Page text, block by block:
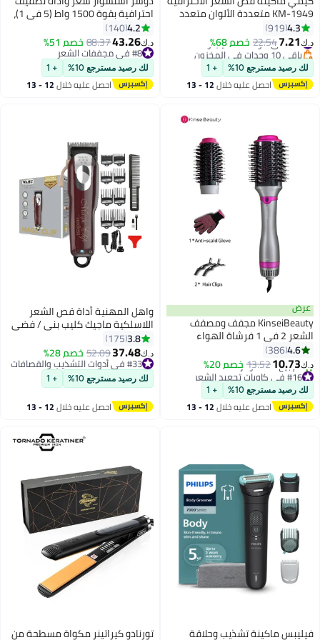
KM-1949 متعددة الألوان متعدد
الألوان
4.3
919
د.ك‏7.21
22.54خصم 68% #21 في أدوات التشذيب والقصافات
باقي 10 وحدات في المخزون
#21 في أدوات التشذيب والقصافات
لك رصيد مسترجع 10% + 1
احصل عليه خلال 12 - 13
احترافية بقوة 1500 واط (5 في 1)،
وضعف سرعة التجفيف، وإعداد
هواء بارد بزر واحد، ومكواة تجعيد
الشعر، ومقاسين من أمشاط
التهوية، وثلاثة إعدادات لدرجة
الحرارة، وردي.
4.2
140
د.ك‏43.26
88.37خصم 51%
#8 في مجففات الشعر
#8 في مجففات الشعر
لك رصيد مسترجع 10% + 1
احصل عليه خلال 12 - 13
عرض
KinseiBeauty مجفف ومصفف
الشعر 2 في 1 فرشاة الهواء
الساخن المضادة للحرق
4.6
386
د.ك‏10.73
13.52خصم 20% #16 في كاويات تجعيد الشعر
أقل سعر في 30 يوم
تم بيع +30 مؤخرًا
#16 في كاويات تجعيد الشعر
لك رصيد مسترجع 10% + 1
احصل عليه خلال 12 - 13
واهل المهنية أداة قص الشعر
اللاسلكية ماجيك كليب بني / فضي
0.5-1.2مم3.8
175
د.ك‏37.48
52.09خصم 28%
#33 في أدوات التشذيب والقصافات
#33 في أدوات التشذيب والقصافات
لك رصيد مسترجع 10% + 1
احصل عليه خلال 12 - 13
فيليبس ماكينة تشذيب وحلاقة تورنادو كيراتينر مكواة مسطحة من